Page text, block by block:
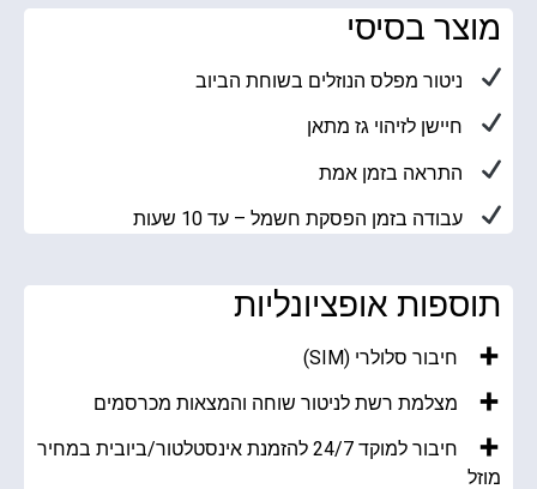
מוצר בסיסי
ניטור מפלס הנוזלים בשוחת הביוב
חיישן לזיהוי גז מתאן
התראה בזמן אמת
עבודה בזמן הפסקת חשמל – עד 10 שעות
תוספות אופציונליות
חיבור סלולרי (SIM)
מצלמת רשת לניטור שוחה והמצאות מכרסמים
חיבור למוקד 24/7 להזמנת אינסטלטור/ביובית במחיר
מוזל